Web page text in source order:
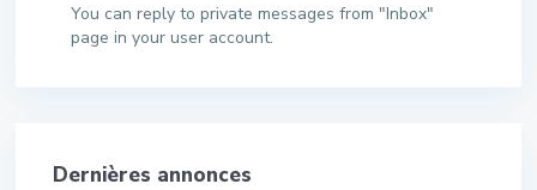
You can reply to private messages from "Inbox"
page in your user account.
Dernières annonces